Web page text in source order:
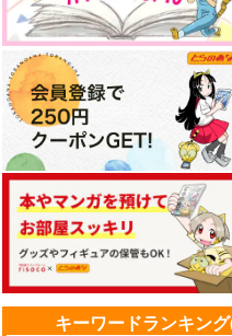
キーワードランキン